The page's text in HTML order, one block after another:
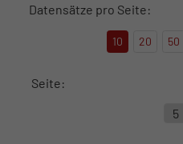
Datensätze pro Seite:
10 20 50
Seite: